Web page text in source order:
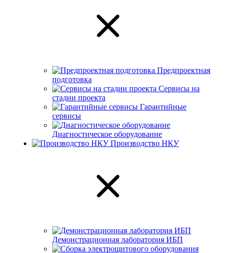
Предпроектная
подготовка
Сервисы на
стадии проекта
Гарантийные
сервисы
Диагностическое оборудование
Производство НКУ
Демонстрационная лаборатория ИБП